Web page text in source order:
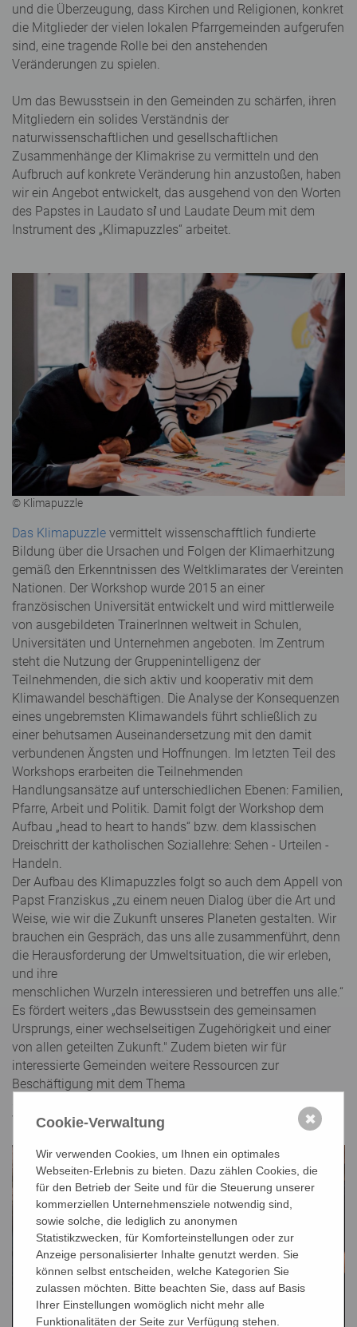
und die Überzeugung, dass Kirchen und Religionen, konkret
die Mitglieder der vielen lokalen Pfarrgemeinden aufgerufen
sind, eine tragende Rolle bei den anstehenden
Veränderungen zu spielen.
Um das Bewusstsein in den Gemeinden zu schärfen, ihren
Mitgliedern ein solides Verständnis der
naturwissenschaftlichen und gesellschaftlichen
Zusammenhänge der Klimakrise zu vermitteln und den
Aufbruch auf konkrete Veränderung hin anzustoßen, haben
wir ein Angebot entwickelt, das ausgehend von den Worten
des Papstes in Laudato si̛ und Laudate Deum mit dem
Instrument des „Klimapuzzles“ arbeitet.
© Klimapuzzle
Das Klimapuzzle vermittelt wissenschafftlich fundierte
Bildung über die Ursachen und Folgen der Klimaerhitzung
gemäß den Erkenntnissen des Weltklimarates der Vereinten
Nationen. Der Workshop wurde 2015 an einer
französischen Universität entwickelt und wird mittlerweile
von ausgebildeten TrainerInnen weltweit in Schulen,
Universitäten und Unternehmen angeboten. Im Zentrum
steht die Nutzung der Gruppenintelligenz der
Teilnehmenden, die sich aktiv und kooperativ mit dem
Klimawandel beschäftigen. Die Analyse der Konsequenzen
eines ungebremsten Klimawandels führt schließlich zu
einer behutsamen Auseinandersetzung mit den damit
verbundenen Ängsten und Hoffnungen. Im letzten Teil des
Workshops erarbeiten die Teilnehmenden
Handlungsansätze auf unterschiedlichen Ebenen: Familien,
Pfarre, Arbeit und Politik. Damit folgt der Workshop dem
Aufbau „head to heart to hands“ bzw. dem klassischen
Dreischritt der katholischen Soziallehre: Sehen - Urteilen -
Handeln.
Der Aufbau des Klimapuzzles folgt so auch dem Appell von
Papst Franziskus „zu einem neuen Dialog über die Art und
Weise, wie wir die Zukunft unseres Planeten gestalten. Wir
brauchen ein Gespräch, das uns alle zusammenführt, denn
die Herausforderung der Umweltsituation, die wir erleben,
und ihre
menschlichen Wurzeln interessieren und betreffen uns alle.“
Es fördert weiters „das Bewusstsein des gemeinsamen
Ursprungs, einer wechselseitigen Zugehörigkeit und einer
von allen geteilten Zukunft." Zudem bieten wir für
interessierte Gemeinden weitere Ressourcen zur
Beschäftigung mit dem Thema
Vernetzung.
Cookie-Verwaltung
Wir verwenden Cookies, um Ihnen ein optimales
Webseiten-Erlebnis zu bieten. Dazu zählen Cookies, die
für den Betrieb der Seite und für die Steuerung unserer
kommerziellen Unternehmensziele notwendig sind,
sowie solche, die lediglich zu anonymen
Statistikzwecken, für Komforteinstellungen oder zur
Anzeige personalisierter Inhalte genutzt werden. Sie
können selbst entscheiden, welche Kategorien Sie
zulassen möchten. Bitte beachten Sie, dass auf Basis
Ihrer Einstellungen womöglich nicht mehr alle
Funktionalitäten der Seite zur Verfügung stehen.
✖